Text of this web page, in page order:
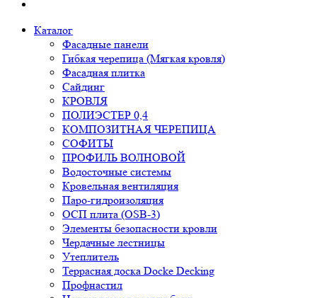
Каталог
Фасадные панели
Гибкая черепица (Мягкая кровля)
Фасадная плитка
Сайдинг
КРОВЛЯ
ПОЛИЭСТЕР 0,4
КОМПОЗИТНАЯ ЧЕРЕПИЦА
СОФИТЫ
ПРОФИЛЬ ВОЛНОВОЙ
Водосточные системы
Кровельная вентиляция
Паро-гидроизоляция
ОСП плита (OSB-3)
Элементы безопасности кровли
Чердачные лестницы
Утеплитель
Террасная доска Docke Decking
Профнастил